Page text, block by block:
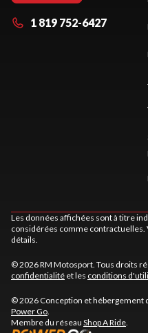
1 819 752-6427
Les données affichées sont à titre
considérées comme contractuelles.
détails.
© 2026 RM Motosport. Tous droits
confidentialité et les conditions
© 2026 Conception et hébergement
Power Go.
Membre du réseau Shop A Ride.